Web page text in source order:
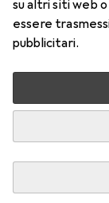
su altri siti web
essere
pubblicitari.
Consegna
Più di 10